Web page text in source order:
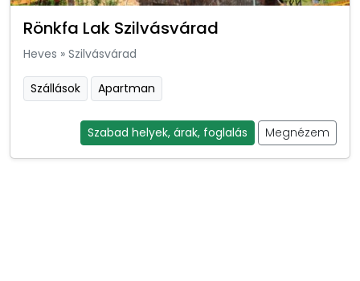
Rönkfa Lak Szilvásvárad
Heves » Szilvásvárad
Szállások Apartman
Szabad helyek, árak, foglalás Megnézem